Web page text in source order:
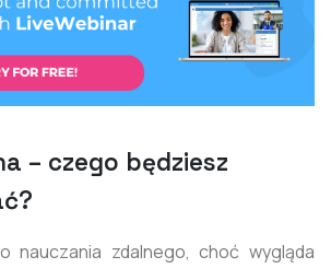
– czego będziesz
nauczania zdalnego, choć wygląda